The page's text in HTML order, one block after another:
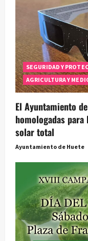
SEGURIDAD Y
AGRICULTURA Y
El Ayuntamiento
homologadas
solar total
Ayuntamiento de Huete